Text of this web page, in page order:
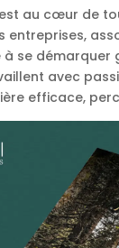
est au cœur de
entreprises,
à se démarquer
avec
efficace,